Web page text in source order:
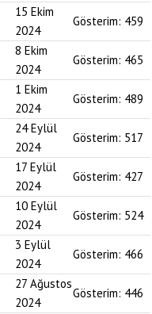
15 Ekim
2024
Gösterim: 459
8 Ekim
2024
Gösterim: 465
1 Ekim
2024
Gösterim: 489
24 Eylül
2024
Gösterim: 517
17 Eylül
2024
Gösterim: 427
10 Eylül
2024
Gösterim: 524
3 Eylül
2024
Gösterim: 466
27 Ağustos
2024
Gösterim: 446